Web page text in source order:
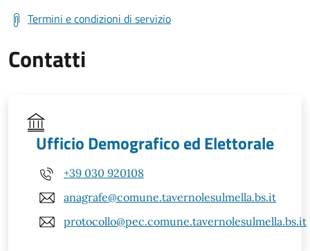
Termini e condizioni di servizio
Contatti
Ufficio Demografico ed Elettorale
+39 030 920108
anagrafe@comune.tavernolesulmella.bs.it
protocollo@pec.comune.tavernolesulmella.bs.it